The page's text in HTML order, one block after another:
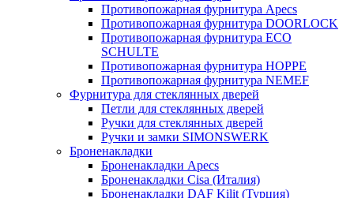
Противопожарная фурнитура Apecs
Противопожарная фурнитура DOORLOCK
Противопожарная фурнитура ECO
SCHULTE
Противопожарная фурнитура HOPPE
Противопожарная фурнитура NEMEF
Фурнитура для стеклянных дверей
Петли для стеклянных дверей
Ручки для стеклянных дверей
Ручки и замки SIMONSWERK
Броненакладки
Броненакладки Apecs
Броненакладки Cisa (Италия)
Броненакладки DAF Kilit (Турция)